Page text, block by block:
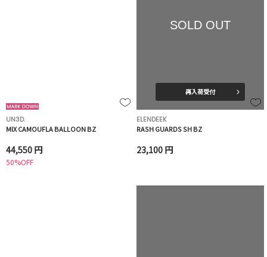
UN3D.
MIX CAMOUFLA BALLOON BZ
44,550 円
50%OFF
SOLD OUT
再入荷受付
ELENDEEK
RASH GUARDS SH BZ
23,100 円